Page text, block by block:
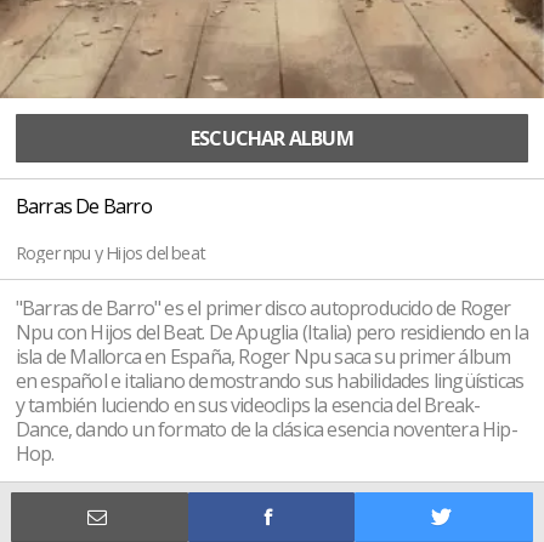
ESCUCHAR ALBUM
Barras De Barro
Roger npu y Hijos del beat
"Barras de Barro" es el primer disco autoproducido de Roger
Npu con Hijos del Beat. De Apuglia (Italia) pero residiendo en la
isla de Mallorca en España, Roger Npu saca su primer álbum
en español e italiano demostrando sus habilidades lingüísticas
y también luciendo en sus videoclips la esencia del Break-
Dance, dando un formato de la clásica esencia noventera Hip-
Hop.